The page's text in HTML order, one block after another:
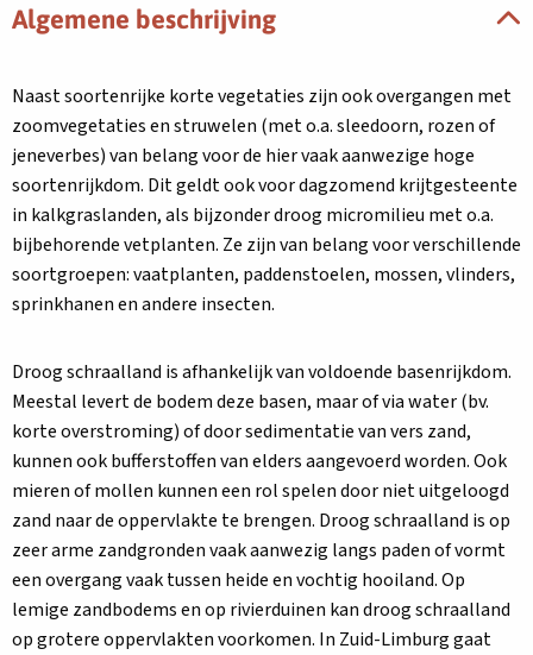
Algemene beschrijving
Naast soortenrijke korte vegetaties zijn ook overgangen met
zoomvegetaties en struwelen (met o.a. sleedoorn, rozen of
jeneverbes) van belang voor de hier vaak aanwezige hoge
soortenrijkdom. Dit geldt ook voor dagzomend krijtgesteente
in kalkgraslanden, als bijzonder droog micromilieu met o.a.
bijbehorende vetplanten. Ze zijn van belang voor verschillende
soortgroepen: vaatplanten, paddenstoelen, mossen, vlinders,
sprinkhanen en andere insecten.
Droog schraalland is afhankelijk van voldoende basenrijkdom.
Meestal levert de bodem deze basen, maar of via water (bv.
korte overstroming) of door sedimentatie van vers zand,
kunnen ook bufferstoffen van elders aangevoerd worden. Ook
mieren of mollen kunnen een rol spelen door niet uitgeloogd
zand naar de oppervlakte te brengen. Droog schraalland is op
zeer arme zandgronden vaak aanwezig langs paden of vormt
een overgang vaak tussen heide en vochtig hooiland. Op
lemige zandbodems en op rivierduinen kan droog schraalland
op grotere oppervlakten voorkomen. In Zuid-Limburg gaat